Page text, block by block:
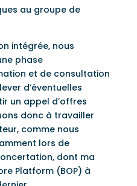
au groupe de
intégrée, nous
phase
et de consultation
d’éventuelles
un appel d’offres
donc à travailler
comme nous
lors de
dont ma
Platform (BOP) à